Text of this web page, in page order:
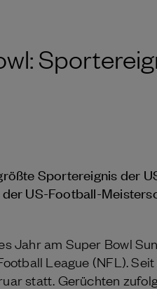
Sportereignis der
US-Football-
Jahr am Super Bowl
League (NFL).
statt. Gerüchten